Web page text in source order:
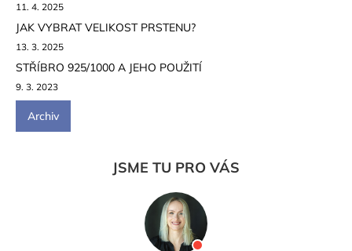
11. 4. 2025
JAK VYBRAT VELIKOST PRSTENU?
13. 3. 2025
STŘÍBRO 925/1000 A JEHO POUŽITÍ
9. 3. 2023
Archiv
JSME TU PRO VÁS